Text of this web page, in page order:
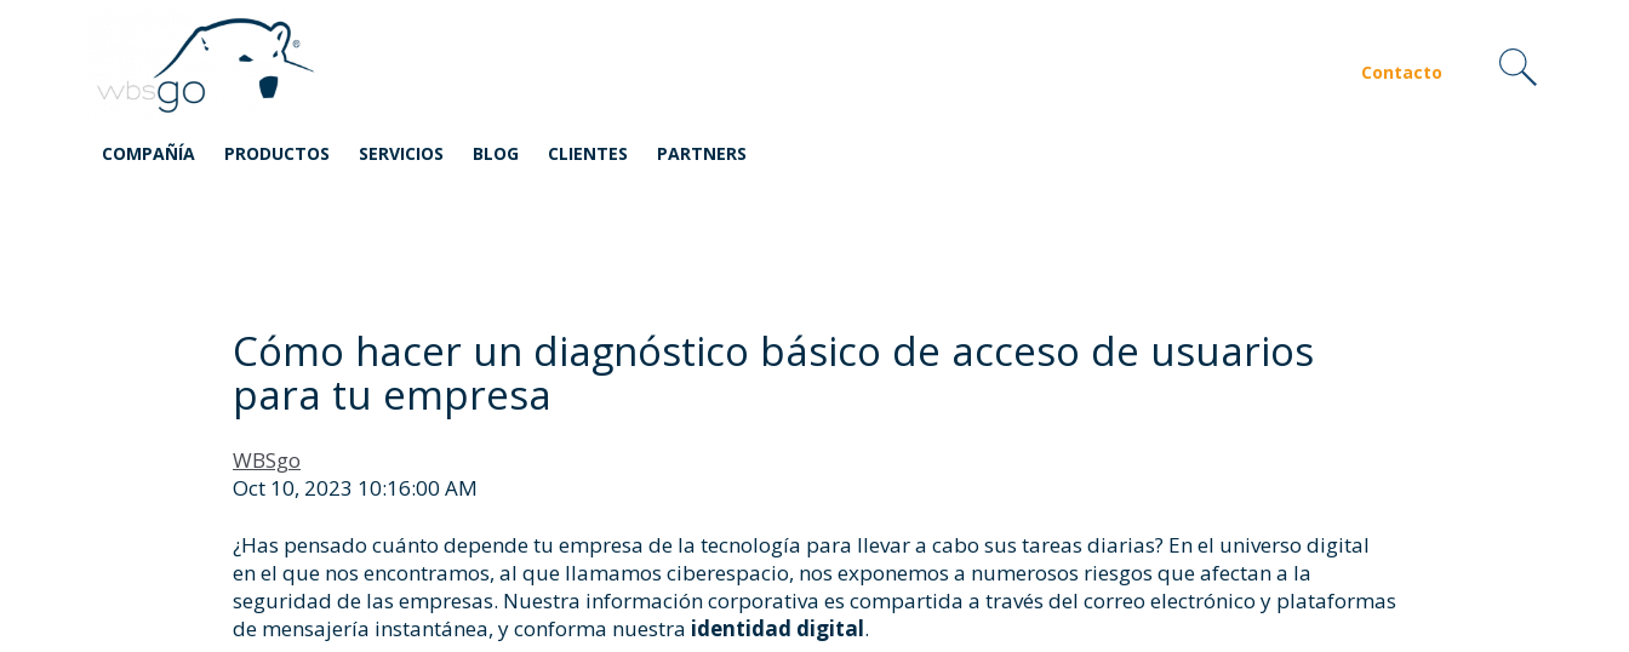
COMPAÑÍA PRODUCTOS SERVICIOS BLOG CLIENTES PARTNERS
Contacto
Cómo hacer un diagnóstico básico de acceso de usuarios
para tu empresa
WBSgo
Oct 10, 2023 10:16:00 AM
¿Has pensado cuánto depende tu empresa de la tecnología para llevar a cabo sus tareas diarias? En el universo digital
en el que nos encontramos, al que llamamos ciberespacio, nos exponemos a numerosos riesgos que afectan a la
seguridad de las empresas. Nuestra información corporativa es compartida a través del correo electrónico y plataformas
de mensajería instantánea, y conforma nuestra identidad digital.